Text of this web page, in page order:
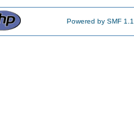
Powered by SMF